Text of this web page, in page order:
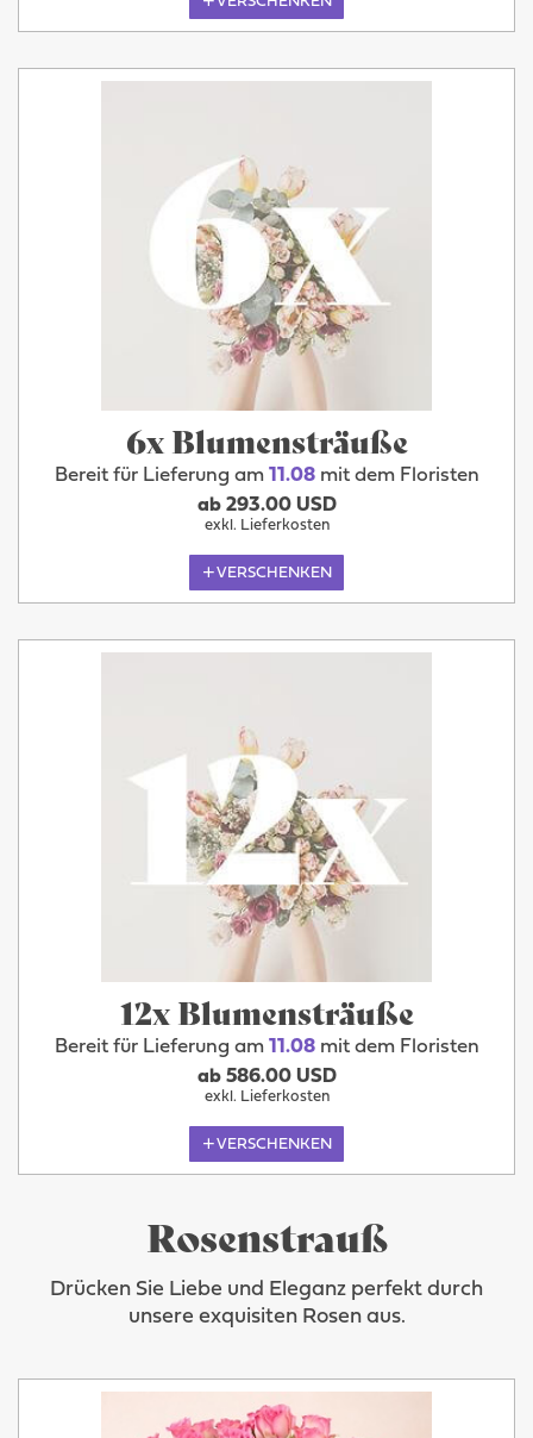
6x Blumensträuße
Bereit für Lieferung am 11.08mit dem Floristen
ab 293.00 USD
exkl. Lieferkosten
VERSCHENKEN
12x Blumensträuße
Bereit für Lieferung am 11.08mit dem Floristen
ab 586.00 USD
exkl. Lieferkosten
VERSCHENKEN
Rosenstrauß
Drücken Sie Liebe und Eleganz perfekt durch
unsere exquisiten Rosen aus.